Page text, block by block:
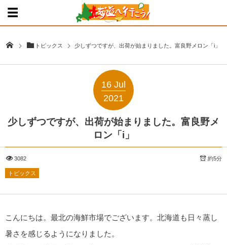
トピックス 少しずつですが、出荷が始まりました。富良野メロン「i」
16 Jul
2021
少しずつですが、出荷が始まりました。富良野メ
ロン「i」
3082 約5分
トピックス
こんにちは。最北の海鮮市場でございます。北海道も日々蒸し
暑さを感じるようになりました。